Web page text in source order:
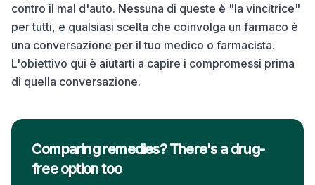
contro il mal d'auto. Nessuna di queste è "la vincitrice"
per tutti, e qualsiasi scelta che coinvolga un farmaco è
una conversazione per il tuo medico o farmacista.
L'obiettivo qui è aiutarti a capire i compromessi prima
di quella conversazione.
Comparing remedies? There's a drug-
free option too